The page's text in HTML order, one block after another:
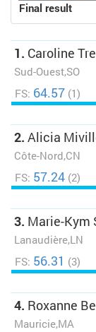
Final result
1. Caroline
Sud-Ouest,SO
FS: 64.57 (1)
2. Alicia
Côte-Nord,CN
FS: 57.24 (2)
3. Marie-Kym
Lanaudière,LN
FS: 56.31 (3)
4. Roxanne
Mauricie,MA